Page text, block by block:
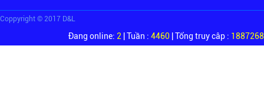
Coppyright © 2017 D&L
Đang online: 2 | Tuần : 4460 | Tổng truy câp : 1887268